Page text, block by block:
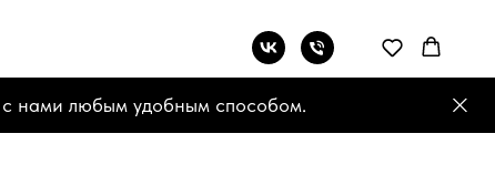
нами любым удобным способом.